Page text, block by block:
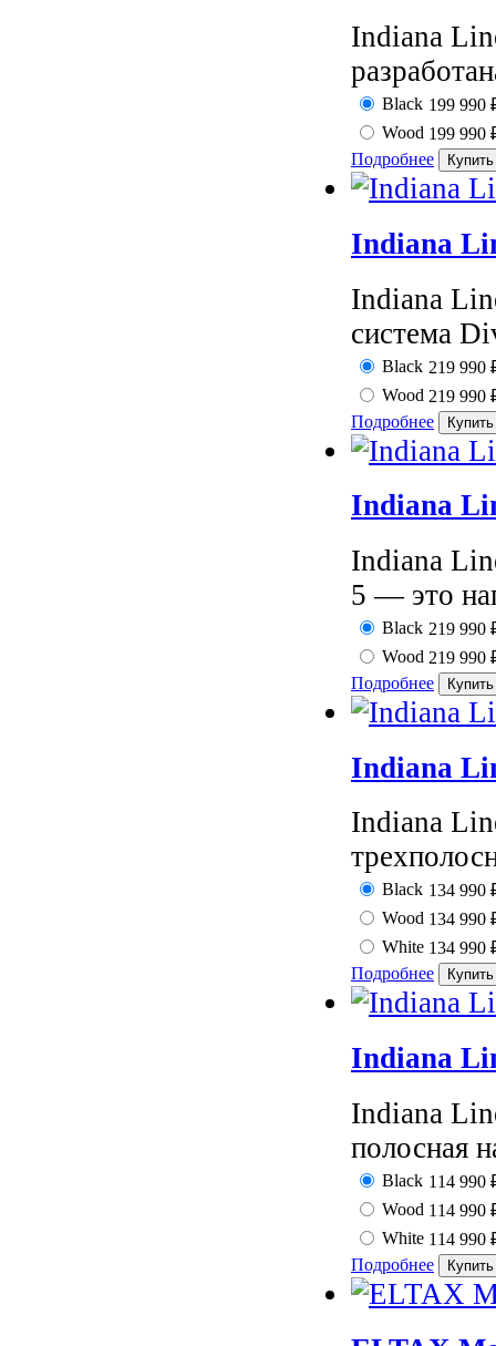
Indiana
Black 199 990
Wood 199 990
Подробнее
Indiana
Indiana
система
Black 219 990
Wood 219 990
Подробнее
Indiana
Indiana
5 — это
Black 219 990
Wood 219 990
Подробнее
Indiana
Indiana
Black 134 990
Wood 134 990
White 134 990
Подробнее
Indiana
Indiana
полосная
Black 114 990
Wood 114 990
White 114 990
Подробнее